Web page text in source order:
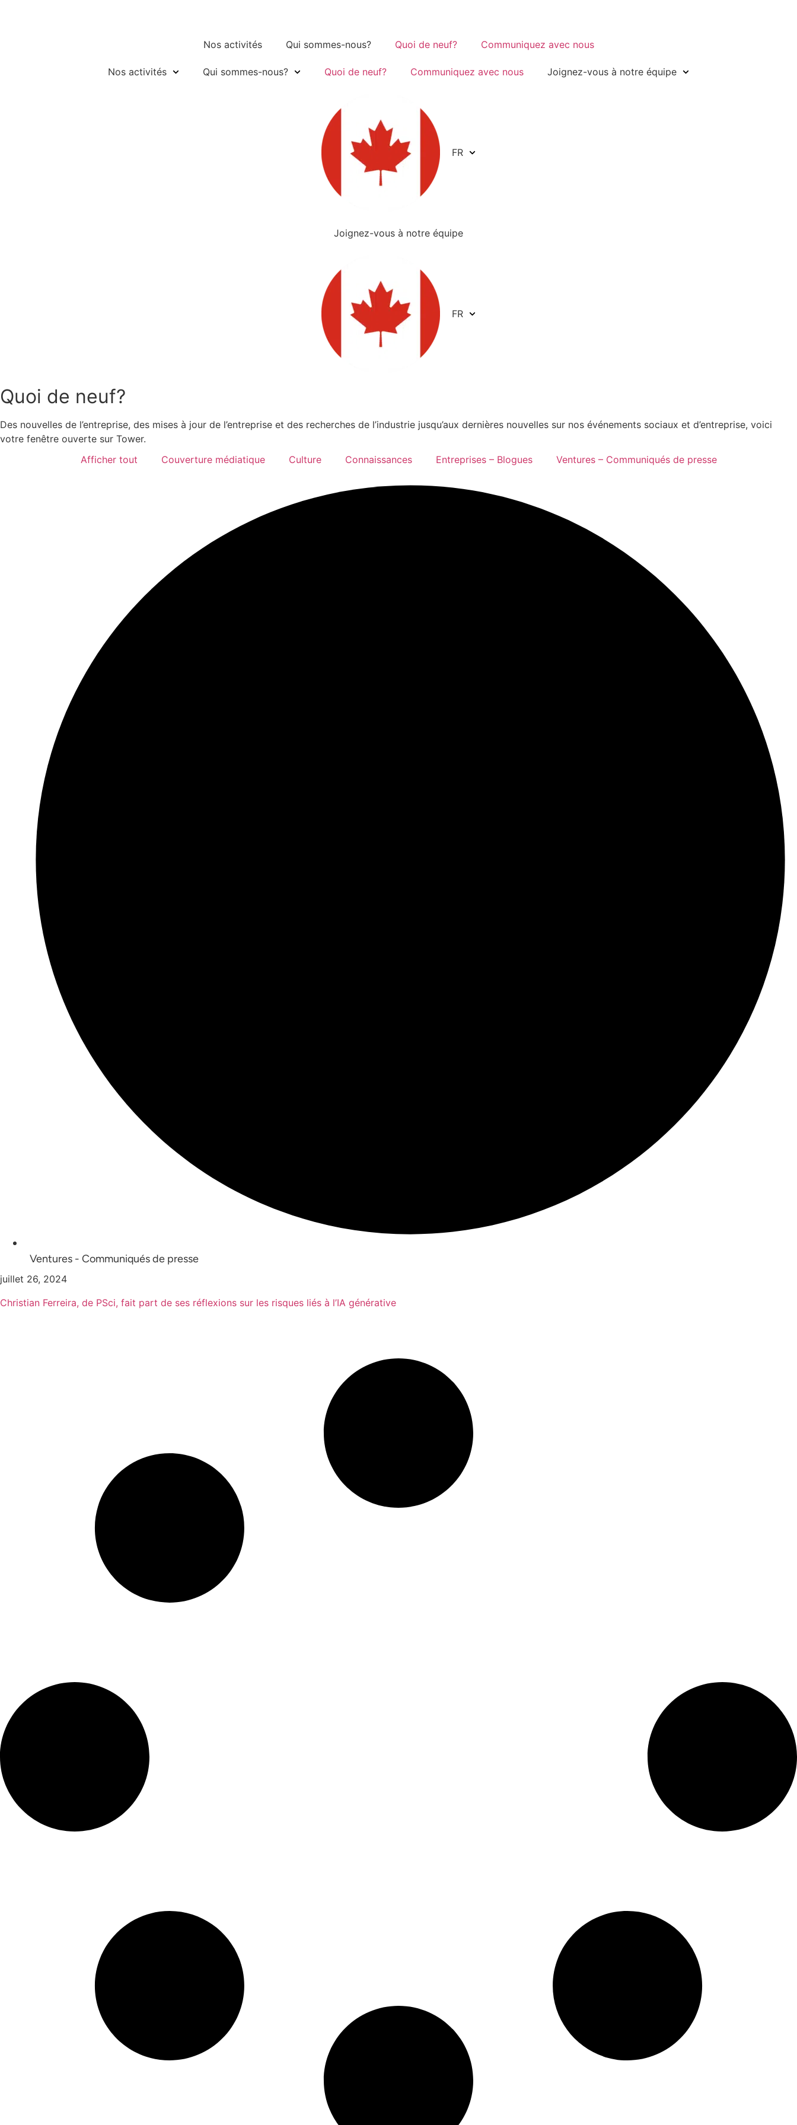
Nos activités
Qui sommes-nous? Quoi de neuf? Communiquez avec nous
Nos activités Qui sommes-nous? Quoi de neuf? Communiquez avec nous Joignez-vous à notre équipe
FR
Joignez-vous à notre équipe
FR
Quoi de neuf?
Des nouvelles de l’entreprise, des mises à jour de l’entreprise et des recherches de l’industrie jusqu’aux dernières nouvelles sur nos événements sociaux et d’entreprise, voici
votre fenêtre ouverte sur Tower.
Afficher tout
Couverture médiatique Culture Connaissances Entreprises – Blogues Ventures – Communiqués de presse
Ventures - Communiqués de presse
juillet 26, 2024
Christian Ferreira, de PSci, fait part de ses réflexions sur les risques liés à l’IA générative